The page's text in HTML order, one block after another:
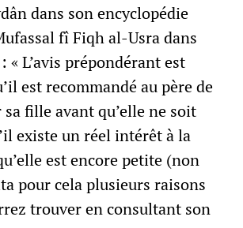
dans son encyclopédie
fî Fiqh al-Usra dans
L’avis prépondérant est
est recommandé au père de
fille avant qu’elle ne soit
existe un réel intérêt à la
est encore petite (non
pour cela plusieurs raisons
trouver en consultant son